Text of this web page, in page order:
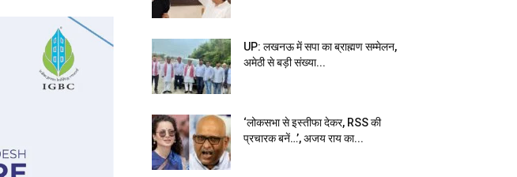
UP: लखनऊ में सपा का ब्राह्मण सम्मेलन,
अमेठी से बड़ी संख्या...
‘लोकसभा से इस्तीफा देकर, RSS की
प्रचारक बनें…’, अजय राय का...